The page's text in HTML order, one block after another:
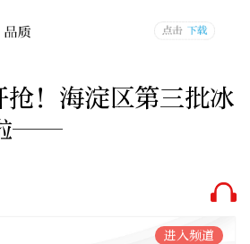
！海淀区第三批冰
——
进入频道